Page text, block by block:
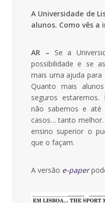
A Universidade de
alunos. Como vês a
AR – Se a
possibilidade e se
mais uma ajuda para
Quanto mais
seguros
não sabemos e até
casos… tanto
ensino superior o
que o façam.
A versão e-paper